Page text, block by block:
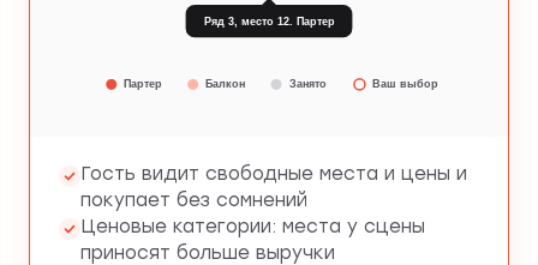
Ряд 3, место 12. Партер
Партер Балкон Занято Ваш выбор
Гость видит свободные места и цены и
покупает без сомнений
Ценовые категории: места у сцены
приносят больше выручки